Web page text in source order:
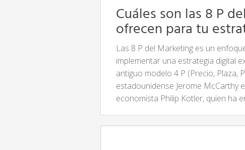
Cuáles son las 8 P
ofrecen para tu
Las 8 P del Marketing es un
implementar una estrategia digital
antiguo modelo 4 P (Precio,
estadounidense Jerome McCarthy
economista Philip Kotler, quien ha